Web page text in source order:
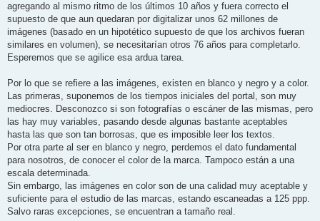
agregando al mismo ritmo de los últimos 10 años y fuera correcto el
supuesto de que aun quedaran por digitalizar unos 62 millones de
imágenes (basado en un hipotético supuesto de que los archivos fueran
similares en volumen), se necesitarían otros 76 años para completarlo.
Esperemos que se agilice esa ardua tarea.
Por lo que se refiere a las imágenes, existen en blanco y negro y a color.
Las primeras, suponemos de los tiempos iniciales del portal, son muy
mediocres. Desconozco si son fotografías o escáner de las mismas, pero
las hay muy variables, pasando desde algunas bastante aceptables
hasta las que son tan borrosas, que es imposible leer los textos.
Por otra parte al ser en blanco y negro, perdemos el dato fundamental
para nosotros, de conocer el color de la marca. Tampoco están a una
escala determinada.
Sin embargo, las imágenes en color son de una calidad muy aceptable y
suficiente para el estudio de las marcas, estando escaneadas a 125 ppp.
Salvo raras excepciones, se encuentran a tamaño real.